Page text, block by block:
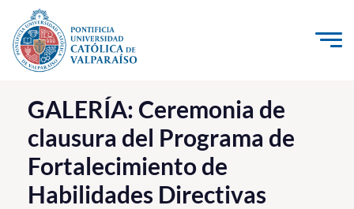
Click acá para ir directamente al contenido
La Universidad
Investigación, Creación e Innovación
PUCV Internacional
Vinculación con el Medio
GALERÍA: Ceremonia de
clausura del Programa de
Fortalecimiento de
Habilidades Directivas